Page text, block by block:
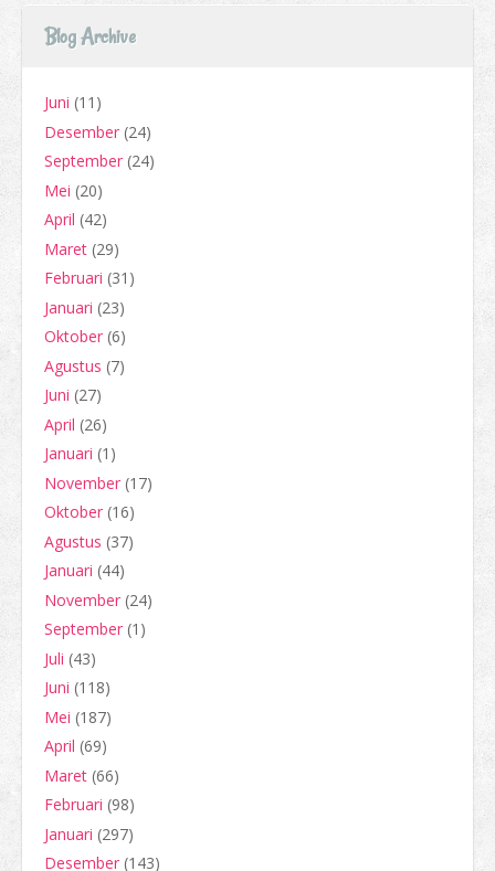
Blog Archive
Juni (11)
Desember (24)
September (24)
Mei (20)
April (42)
Maret (29)
Februari (31)
Januari (23)
Oktober (6)
Agustus (7)
Juni (27)
April (26)
Januari (1)
November (17)
Oktober (16)
Agustus (37)
Januari (44)
November (24)
September (1)
Juli (43)
Juni (118)
Mei (187)
April (69)
Maret (66)
Februari (98)
Januari (297)
Desember (143)